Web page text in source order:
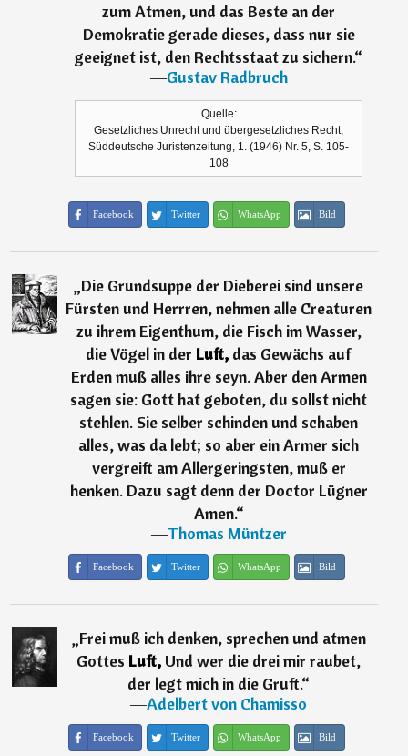
zum Atmen, und das Beste an der
Demokratie gerade dieses, dass nur sie
geeignet ist, den Rechtsstaat zu sichern.“
―Gustav Radbruch
Quelle:
Gesetzliches Unrecht und übergesetzliches Recht,
Süddeutsche Juristenzeitung, 1. (1946) Nr. 5, S. 105-
108
Facebook Twitter WhatsApp Bild
„Die Grundsuppe der Dieberei sind unsere
Fürsten und Herrren, nehmen alle Creaturen
zu ihrem Eigenthum, die Fisch im Wasser,
die Vögel in der Luft, das Gewächs auf
Erden muß alles ihre seyn. Aber den Armen
sagen sie: Gott hat geboten, du sollst nicht
stehlen. Sie selber schinden und schaben
alles, was da lebt; so aber ein Armer sich
vergreift am Allergeringsten, muß er
henken. Dazu sagt denn der Doctor Lügner
Amen.“
―Thomas Müntzer
Facebook Twitter WhatsApp Bild
„Frei muß ich denken, sprechen und atmen
Gottes Luft, Und wer die drei mir raubet,
der legt mich in die Gruft.“
―Adelbert von Chamisso
Facebook Twitter WhatsApp Bild